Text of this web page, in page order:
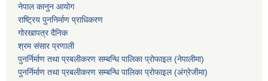
नेपाल कानुन आयोग
राष्ट्रिय पुननिर्माण प्राधिकरण
गोरखापत्र दैनिक
श्रम संसार प्रणाली
पुनर्निर्माण तथा प्रबलीकरण सम्बन्धि पालिका प्राेफाइल (नेपालीमा)
पुनर्निर्माण तथा प्रबलीकरण सम्बन्धि पालिका प्राेफाइल(अंग्रेजीमा)